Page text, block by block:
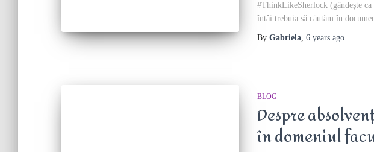
#ThinkLikeSherlock (gândește
întâi trebuia să căutăm în
By Gabriela, 6 years ago
BLOG
Despre
în domeniul